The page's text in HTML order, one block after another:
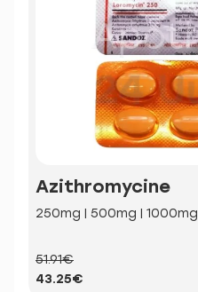
Azithromycine
250mg | 500mg | 1000mg
51.91€
43.25€